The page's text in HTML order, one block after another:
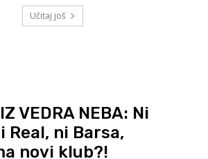
Učitaj još